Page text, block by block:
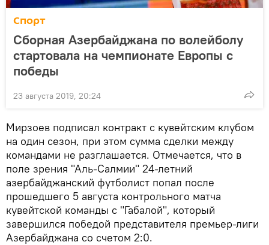
Спорт
Сборная Азербайджана по волейболу
стартовала на чемпионате Европы с
победы
23 августа 2019, 20:24
Мирзоев подписал контракт с кувейтским клубом
на один сезон, при этом сумма сделки между
командами не разглашается. Отмечается, что в
поле зрения "Аль-Салмии" 24-летний
азербайджанский футболист попал после
прошедшего 5 августа контрольного матча
кувейтской команды с "Габалой", который
завершился победой представителя премьер-лиги
Азербайджана со счетом 2:0.